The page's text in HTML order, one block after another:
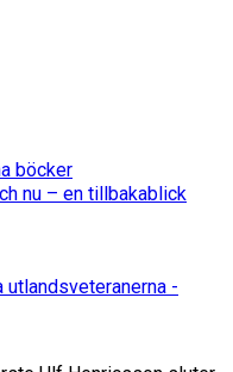
böcker
nu – en tillbakablick
utlandsveteranerna -